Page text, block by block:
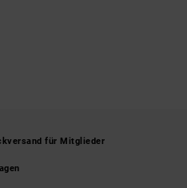
für Mitglieder